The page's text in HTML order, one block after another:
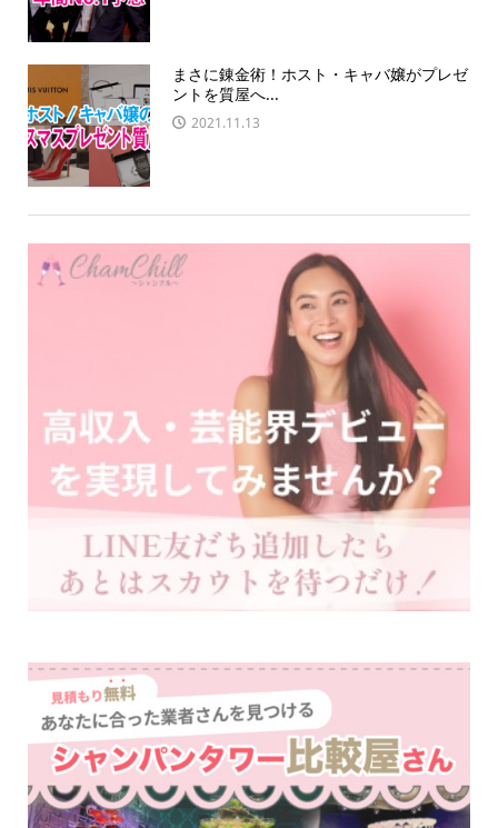
まさに錬金術！ホスト・キャバ嬢がプレゼ
ントを質屋へ...
2021.11.13